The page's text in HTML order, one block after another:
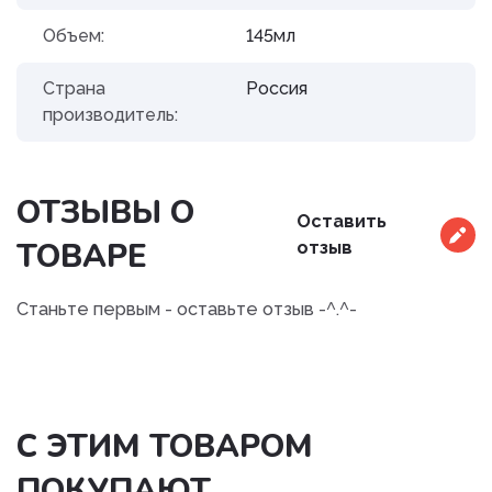
Объем: 145мл
Страна
производитель:
Россия
ОТЗЫВЫ О
ТОВАРЕ
Оставить
отзыв
Станьте первым - оставьте отзыв -^.^-
С ЭТИМ ТОВАРОМ